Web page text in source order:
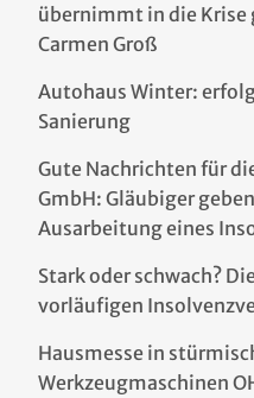
übernimmt in die Krise
Carmen Groß
Autohaus Winter:
Sanierung
Gute Nachrichten für
GmbH: Gläubiger
Ausarbeitung eines
Stark oder schwach?
vorläufigen
Hausmesse in
Werkzeugmaschinen